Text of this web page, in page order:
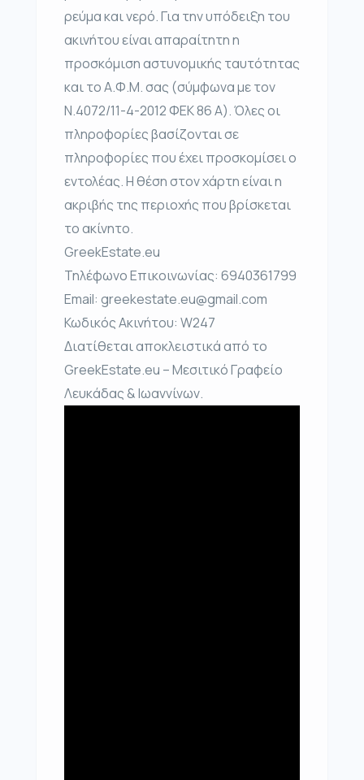
ρεύμα και νερό. Για την υπόδειξη του
ακινήτου είναι απαραίτητη η
προσκόμιση αστυνομικής ταυτότητας
και το Α.Φ.Μ. σας (σύμφωνα με τον
Ν.4072/11-4-2012 ΦΕΚ 86 Α). Όλες οι
πληροφορίες βασίζονται σε
πληροφορίες που έχει προσκομίσει ο
εντολέας. Η θέση στον χάρτη είναι η
ακριβής της περιοχής που βρίσκεται
το ακίνητο.
GreekEstate.eu
Τηλέφωνο Επικοινωνίας: 6940361799
Email: greekestate.eu@gmail.com
Κωδικός Ακινήτου: W247
Διατίθεται αποκλειστικά από το
GreekEstate.eu – Μεσιτικό Γραφείο
Λευκάδας & Ιωαννίνων.